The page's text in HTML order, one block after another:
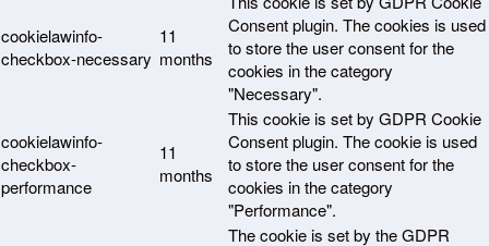
cookielawinfo-
checkbox-necessary
11
months
Consent plugin. The cookies is used
to store the user consent for the
cookies in the category
"Necessary".
cookielawinfo-
checkbox-
performance
11
months
This cookie is set by GDPR Cookie
Consent plugin. The cookie is used
to store the user consent for the
cookies in the category
"Performance".
The cookie is set by the GDPR